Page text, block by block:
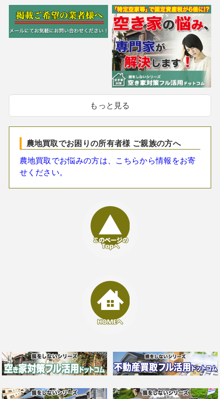
もっと見る
農地買取でお困りの所有者様 ご親族の方へ
農地買取でお悩みの方は、こちらから情報をお寄
せください。